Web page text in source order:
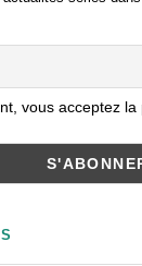
vous acceptez la